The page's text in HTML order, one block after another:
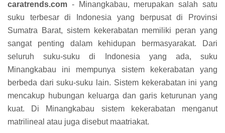
caratrends.com - Minangkabau, merupakan salah satu
suku terbesar di Indonesia yang berpusat di Provinsi
Sumatra Barat, sistem kekerabatan memiliki peran yang
sangat penting dalam kehidupan bermasyarakat. Dari
seluruh suku-suku di Indonesia yang ada, suku
Minangkabau ini mempunya sistem kekerabatan yang
berbeda dari suku-suku lain. Sistem kekerabatan ini yang
mencakup hubungan keluarga dan garis keturunan yang
kuat. Di Minangkabau sistem kekerabatan menganut
matrilineal atau juga disebut maatriakat.